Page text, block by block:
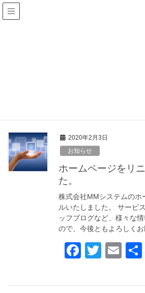
2020年2月3日
お知らせ
ホームページをリニューアルしまし
た。
株式会社MMシステムのホ
ルいたしました。 サービ
ッフブログなど、様々な
ので、今後ともよろしくお
F
c
T
tt
E
ail